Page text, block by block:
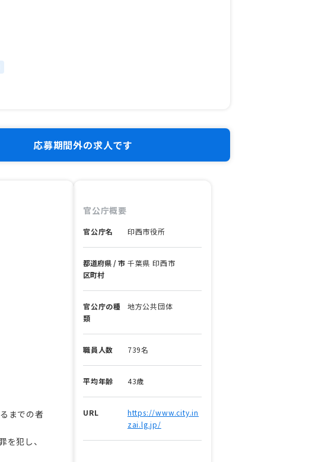
応募期間外の求人です
までの者
犯し、
官公庁概要
官公庁名 印西市役所
都道府県 / 市
区町村
千葉県 印西市
官公庁の種
類
地方公共団体
職員人数 739名
平均年齢 43歳
URL
https://www.city.in
zai.lg.jp/